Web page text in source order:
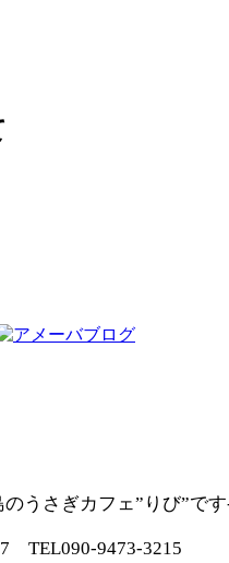
うさぎカフェ”りび”で
TEL090-9473-3215